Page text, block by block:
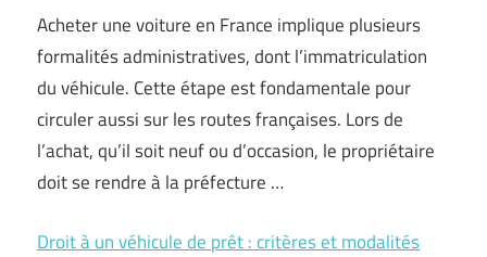
Acheter une voiture en France implique plusieurs
formalités administratives, dont l’immatriculation
du véhicule. Cette étape est fondamentale pour
circuler aussi sur les routes françaises. Lors de
l’achat, qu’il soit neuf ou d’occasion, le propriétaire
doit se rendre à la préfecture …
Droit à un véhicule de prêt : critères et modalités